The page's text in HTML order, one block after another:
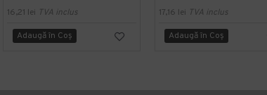
16,21 lei TVA inclus
Adaugă în Coş
17,16 lei TVA inclus
Adaugă în Coş